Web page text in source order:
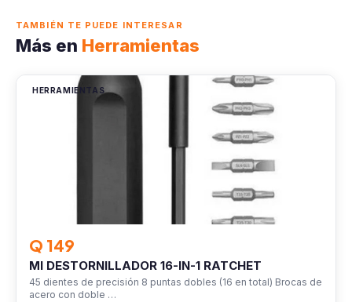
TAMBIÉN TE PUEDE INTERESAR
Más en Herramientas
HERRAMIENTAS
Q 149
MI DESTORNILLADOR 16-IN-1 RATCHET
45 dientes de precisión 8 puntas dobles (16 en total) Brocas de
acero con doble …